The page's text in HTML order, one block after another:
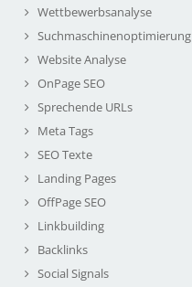
Wettbewerbsanalyse
Suchmaschinenoptimierung
Website Analyse
OnPage SEO
Sprechende URLs
Meta Tags
SEO Texte
Landing Pages
OffPage SEO
Linkbuilding
Backlinks
Social Signals